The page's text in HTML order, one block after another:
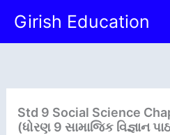
content
Girish Education
Std 9 Social Science
(ધોરણ 9 સામાજિક વિજ્ઞાન